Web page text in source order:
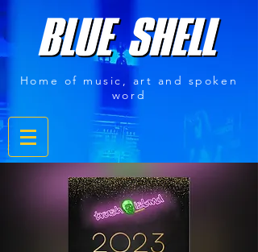
Home of music, art and spoken
word